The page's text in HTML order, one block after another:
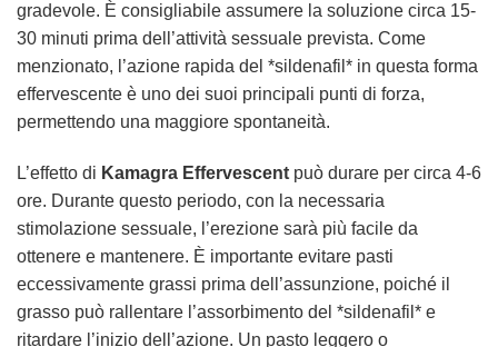
gradevole. È consigliabile assumere la soluzione circa 15-
30 minuti prima dell’attività sessuale prevista. Come
menzionato, l’azione rapida del *sildenafil* in questa forma
effervescente è uno dei suoi principali punti di forza,
permettendo una maggiore spontaneità.
L’effetto di Kamagra Effervescent può durare per circa 4-6
ore. Durante questo periodo, con la necessaria
stimolazione sessuale, l’erezione sarà più facile da
ottenere e mantenere. È importante evitare pasti
eccessivamente grassi prima dell’assunzione, poiché il
grasso può rallentare l’assorbimento del *sildenafil* e
ritardare l’inizio dell’azione. Un pasto leggero o